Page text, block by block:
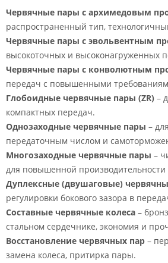
Червячные пары с архимедовым
распространенный тип,
Червячные пары с эвольвентным
высокоточных и высоконагруженных
Червячные пары с конволютным
передач с повышенными
Глобоидные червячные пары (ZR) –
компактных передач.
Однозаходные червячные пары –
передаточным числом и
Многозаходные червячные пары –
для повышенной
Дуплексные (двушаговые)
регулировки бокового зазора в
Составные червячные колеса –
стальном сердечнике, экономия и
Восстановление червячных пар –
замена колеса, притирка пары.